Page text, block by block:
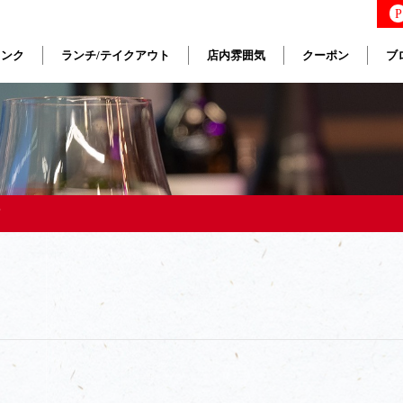
P
ク ランチ/テイクアウト 店内雰囲気 クーポン ブ